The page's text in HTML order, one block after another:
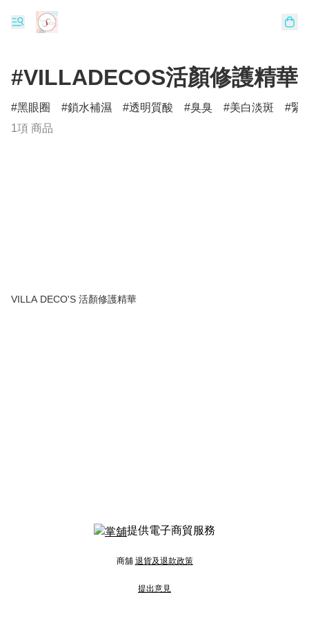
#VILLADECOS活顏修護精華
黑眼圈 鎖水補濕 透明質酸 臭臭 美白淡斑
緊
1項 商品
VILLA DECO'S 活顏修護精華
提供電子商貿服務
商舖 退貨及退款政策
提出意見